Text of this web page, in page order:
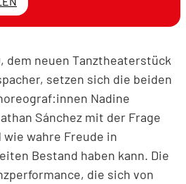
dem neuen Tanztheaterstück
setzen sich die beiden
Nadine
Sánchez mit der Frage
wie wahre Freude in
Bestand haben kann. Die
die sich von